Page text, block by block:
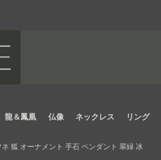
龍＆鳳凰 仏像 ネックレス リング
狐 オーナメント 手石 ペンダント 翠緑 冰